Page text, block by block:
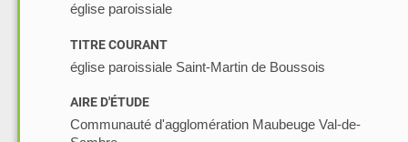
église paroissiale
TITRE COURANT
église paroissiale Saint-Martin de Boussois
AIRE D'ÉTUDE
Communauté d'agglomération Maubeuge Val-de-